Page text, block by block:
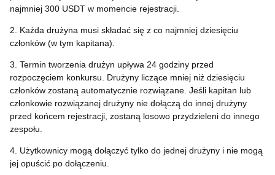
najmniej 300 USDT w momencie rejestracji.
2. Każda drużyna musi składać się z co najmniej dziesięciu
członków (w tym kapitana).
3. Termin tworzenia drużyn upływa 24 godziny przed
rozpoczęciem konkursu. Drużyny liczące mniej niż dziesięciu
członków zostaną automatycznie rozwiązane. Jeśli kapitan lub
członkowie rozwiązanej drużyny nie dołączą do innej drużyny
przed końcem rejestracji, zostaną losowo przydzieleni do innego
zespołu.
4. Użytkownicy mogą dołączyć tylko do jednej drużyny i nie mogą
jej opuścić po dołączeniu.